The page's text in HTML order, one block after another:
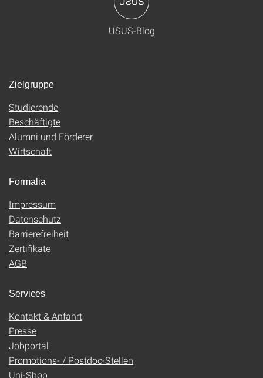
USUS-Blog
Zielgruppe
Studierende
Beschäftigte
Alumni und Förderer
Wirtschaft
Formalia
Impressum
Datenschutz
Barrierefreiheit
Zertifikate
AGB
Services
Kontakt & Anfahrt
Presse
Jobportal
Promotions- / Postdoc-Stellen
Uni-Shop